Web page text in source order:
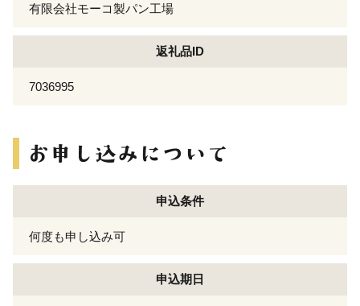
有限会社モーコ製パン工場
返礼品ID
7036995
申込条件
何度も申し込み可
申込期日